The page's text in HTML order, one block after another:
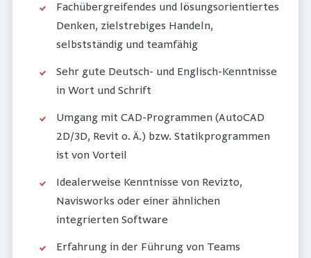
Fachübergreifendes und lösungsorientiertes
Denken, zielstrebiges Handeln,
selbstständig und teamfähig
Sehr gute Deutsch- und Englisch-Kenntnisse
in Wort und Schrift
Umgang mit CAD-Programmen (AutoCAD
2D/3D, Revit o. Ä.) bzw. Statikprogrammen
ist von Vorteil
Idealerweise Kenntnisse von Revizto,
Navisworks oder einer ähnlichen
integrierten Software
Erfahrung in der Führung von Teams